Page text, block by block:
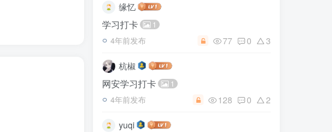
缘忆
学习打卡 1
4年前发布 77 0 3
杭椒
网安学习打卡 1
4年前发布 128 0 2
yuqi